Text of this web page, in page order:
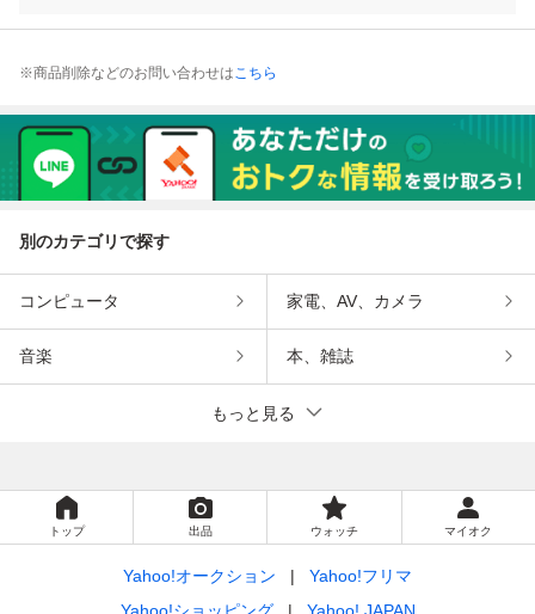
※商品削除などのお問い合わせはこちら
別のカテゴリで探す
コンピュータ 家電、AV、カメラ
音楽 本、雑誌
もっと見る
トップ 出品 ウォッチ マイオク
Yahoo!オークション
Yahoo!フリマ
Yahoo!ショッピング
Yahoo! JAPAN